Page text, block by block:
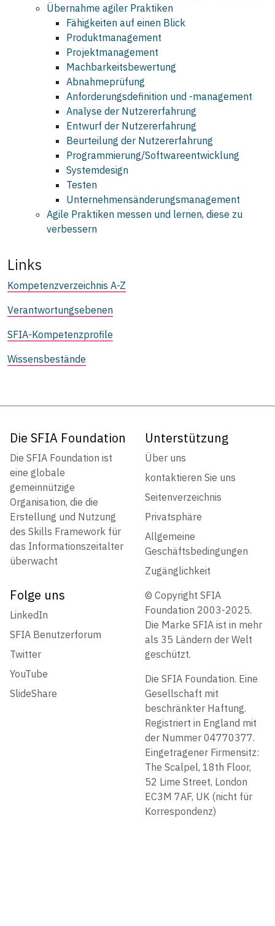
Übernahme agiler Praktiken
Fähigkeiten auf einen Blick
Produktmanagement
Projektmanagement
Machbarkeitsbewertung
Abnahmeprüfung
Anforderungsdefinition und ‑management
Analyse der Nutzererfahrung
Entwurf der Nutzererfahrung
Beurteilung der Nutzererfahrung
Programmierung/Softwareentwicklung
Systemdesign
Testen
Unternehmensänderungsmanagement
Agile Praktiken messen und lernen, diese zu
verbessern
Links
Kompetenzverzeichnis A-Z
Verantwortungsebenen
SFIA-Kompetenzprofile
Wissensbestände
Die SFIA Foundation
Die SFIA Foundation ist
eine globale
gemeinnützige
Organisation, die die
Erstellung und Nutzung
des Skills Framework für
das Informationszeitalter
überwacht
Unterstützung
Über uns
kontaktieren Sie uns
Seitenverzeichnis
Privatsphäre
Allgemeine
Geschäftsbedingungen
Zugänglichkeit
Folge uns
LinkedIn
SFIA Benutzerforum
Twitter
YouTube
SlideShare
© Copyright SFIA
Foundation 2003-2025.
Die Marke SFIA ist in mehr
als 35 Ländern der Welt
geschützt.
Die SFIA Foundation. Eine
Gesellschaft mit
beschränkter Haftung.
Registriert in England mit
der Nummer 04770377.
Eingetragener Firmensitz:
The Scalpel, 18th Floor,
52 Lime Street, London
EC3M 7AF, UK (nicht für
Korrespondenz)